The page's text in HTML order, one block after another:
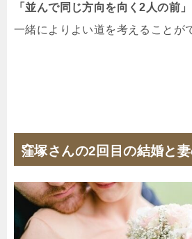
「並んで同じ方向を向く2人の前」
一緒によりよい道を考えることが
窪塚さんの2回目の結婚と